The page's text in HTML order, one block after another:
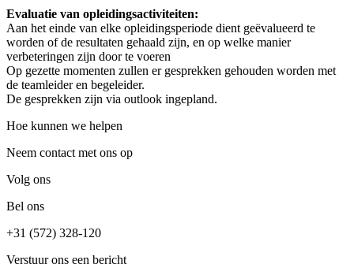
Evaluatie van opleidingsactiviteiten:
Aan het einde van elke opleidingsperiode dient geëvalueerd te
worden of de resultaten gehaald zijn, en op welke manier
verbeteringen zijn door te voeren
Op gezette momenten zullen er gesprekken gehouden worden met
de teamleider en begeleider.
De gesprekken zijn via outlook ingepland.
Hoe kunnen we helpen
Neem contact met ons op
Volg ons
Bel ons
+31 (572) 328-120
Verstuur ons een bericht